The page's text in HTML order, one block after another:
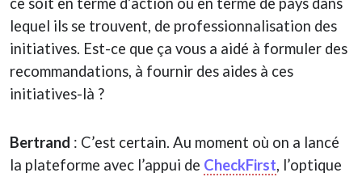
lequel ils se trouvent, de professionnalisation des
initiatives. Est-ce que ça vous a aidé à formuler des
recommandations, à fournir des aides à ces
initiatives-là ?
Bertrand : C’est certain. Au moment où on a lancé
la plateforme avec l’appui de CheckFirst, l’optique